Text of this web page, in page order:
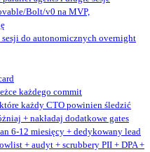
Bolt/v0 na MVP,
do autonomicznych overnight
każdego commit
każdy CTO powinien śledzić
+ nakładaj dodatkowe gates
6-12 miesięcy + dedykowany lead
+ audyt + scrubbery PII + DPA +